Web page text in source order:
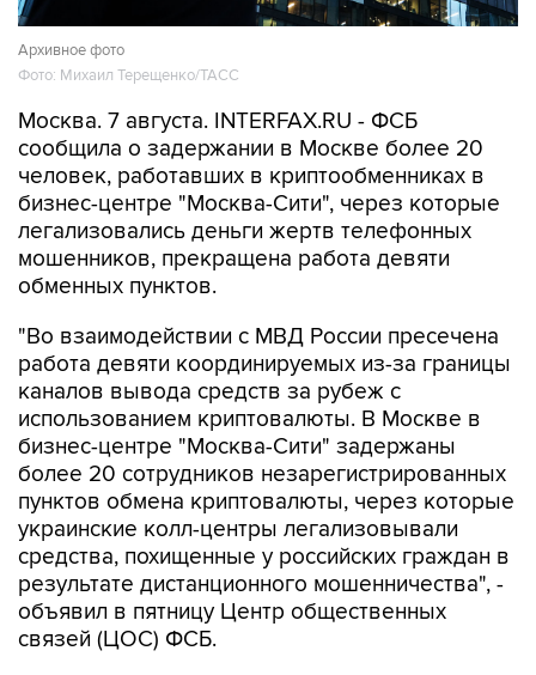
Архивное фото
Фото: Михаил Терещенко/ТАСС
Москва. 7 августа. INTERFAX.RU - ФСБ
сообщила о задержании в Москве более 20
человек, работавших в криптообменниках в
бизнес-центре "Москва-Сити", через которые
легализовались деньги жертв телефонных
мошенников, прекращена работа девяти
обменных пунктов.
"Во взаимодействии с МВД России пресечена
работа девяти координируемых из-за границы
каналов вывода средств за рубеж с
использованием криптовалюты. В Москве в
бизнес-центре "Москва-Сити" задержаны
более 20 сотрудников незарегистрированных
пунктов обмена криптовалюты, через которые
украинские колл-центры легализовывали
средства, похищенные у российских граждан в
результате дистанционного мошенничества", -
объявил в пятницу Центр общественных
связей (ЦОС) ФСБ.